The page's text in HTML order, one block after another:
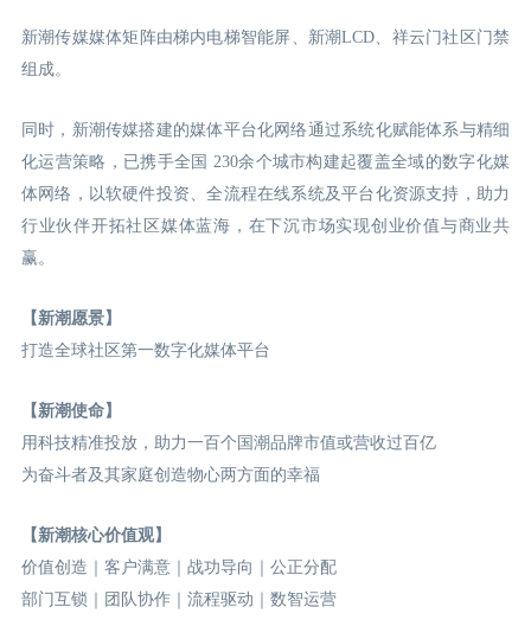
新潮传媒媒体矩阵由梯内电梯智能屏、新潮LCD、祥云门社区门禁
组成。
同时，新潮传媒搭建的媒体平台化网络通过系统化赋能体系与精细
化运营策略，已携手全国 230余个城市构建起覆盖全域的数字化媒
体网络，以软硬件投资、全流程在线系统及平台化资源支持，助力
行业伙伴开拓社区媒体蓝海，在下沉市场实现创业价值与商业共
赢。
【新潮愿景】
打造全球社区第一数字化媒体平台
【新潮使命】
用科技精准投放，助力一百个国潮品牌市值或营收过百亿
为奋斗者及其家庭创造物心两方面的幸福
【新潮核心价值观】
价值创造｜客户满意｜战功导向｜公正分配
部门互锁｜团队协作｜流程驱动｜数智运营